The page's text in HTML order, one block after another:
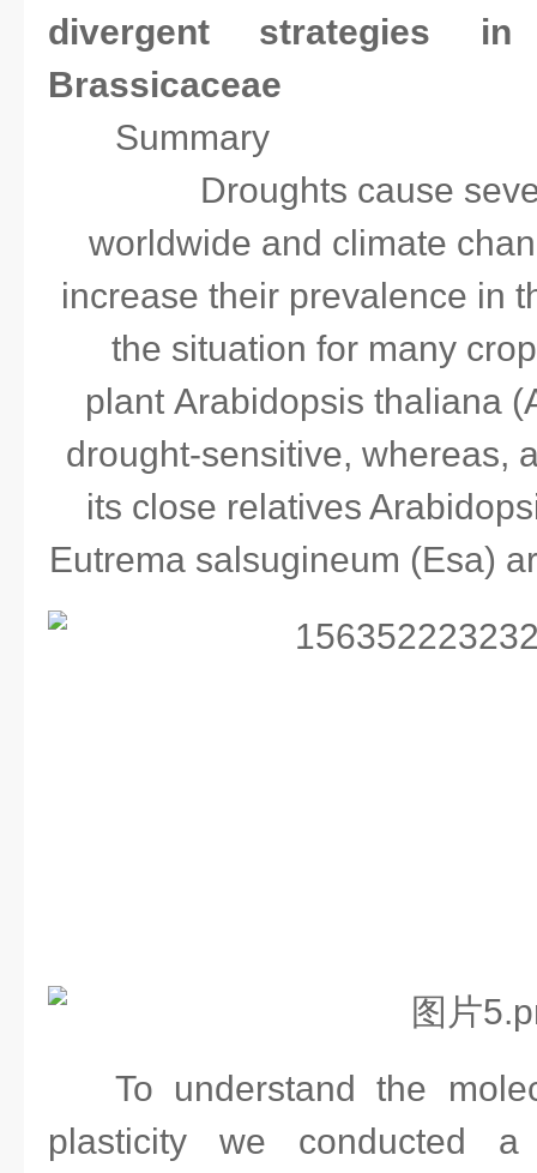
divergent strategies
Brassicaceae
Summary
Droughts cause
worldwide and climate
increase their prevalence in
the situation for many
plant Arabidopsis thaliana
drought-sensitive, whereas,
its close relatives
Eutrema salsugineum (Esa)
To understand the
plasticity we conducted a